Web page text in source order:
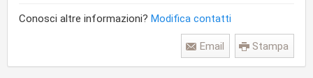
Conosci altre informazioni? Modifica contatti
Stampa
Email